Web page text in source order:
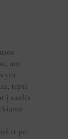
ant
yra
tepti
į saulės
ir po